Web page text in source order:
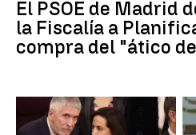
El PSOE de Madrid
la Fiscalía a
compra del "ático